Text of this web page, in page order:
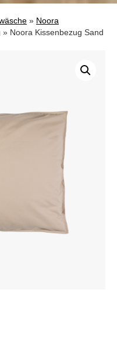
» Noora
» Noora Kissenbezug Sand